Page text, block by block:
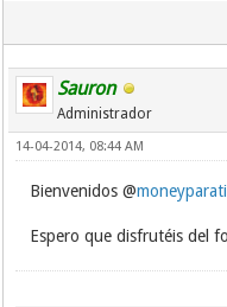
Sauron
Administrador
14-04-2014, 08:44 AM
Bienvenidos @moneyparati
Espero que disfrutéis del